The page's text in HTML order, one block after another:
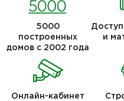
5000
построенных
домов с 2002 года
и
Онлайн-кабинет